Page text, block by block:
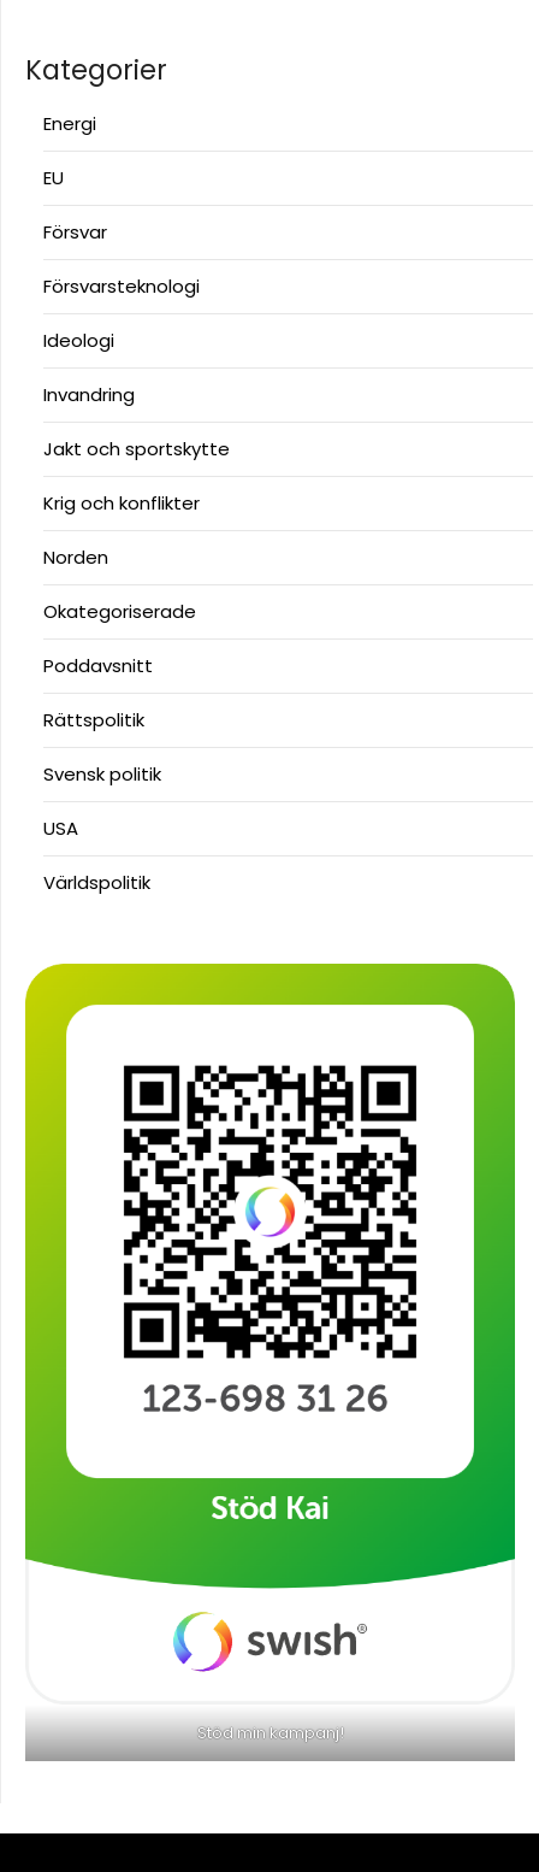
Kategorier
Energi
EU
Försvar
Försvarsteknologi
Ideologi
Invandring
Jakt och sportskytte
Krig och konflikter
Norden
Okategoriserade
Poddavsnitt
Rättspolitik
Svensk politik
USA
Världspolitik
Stöd min kampanj!